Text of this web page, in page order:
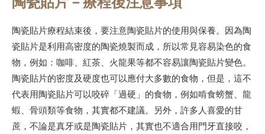
陶瓷貼片療程結束後，要注意陶瓷貼片的使用與保養。因為陶
瓷貼片是利用高密度的陶瓷燒製而成，所以常見容易染色的食
物，例如：咖啡、紅茶、火龍果等都不容易讓陶瓷貼片變色。
陶瓷貼片的密度及硬度也可以應付大多數的食物，但是，這不
代表用陶瓷貼片可以咬碎「過硬」的食物，例如啃食螃蟹、龍
蝦、骨頭類等食物，其實都不建議。另外，許多人喜愛的甘
蔗，不論是真牙或是陶瓷貼片，其實也不適合用門牙直接咬，